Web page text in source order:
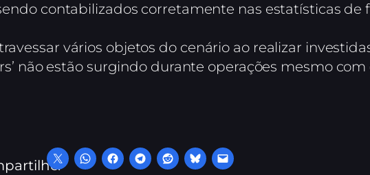
contabilizados corretamente nas estatísticas de
vários objetos do cenário ao realizar
não estão surgindo durante operações mesmo